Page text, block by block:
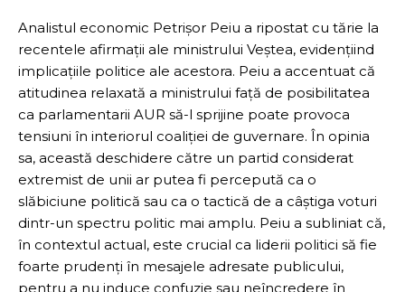
Analistul economic Petrișor Peiu a ripostat cu tărie la
recentele afirmații ale ministrului Veștea, evidențiind
implicațiile politice ale acestora. Peiu a accentuat că
atitudinea relaxată a ministrului față de posibilitatea
ca parlamentarii AUR să-l sprijine poate provoca
tensiuni în interiorul coaliției de guvernare. În opinia
sa, această deschidere către un partid considerat
extremist de unii ar putea fi percepută ca o
slăbiciune politică sau ca o tactică de a câștiga voturi
dintr-un spectru politic mai amplu. Peiu a subliniat că,
în contextul actual, este crucial ca liderii politici să fie
foarte prudenți în mesajele adresate publicului,
pentru a nu induce confuzie sau neîncredere în